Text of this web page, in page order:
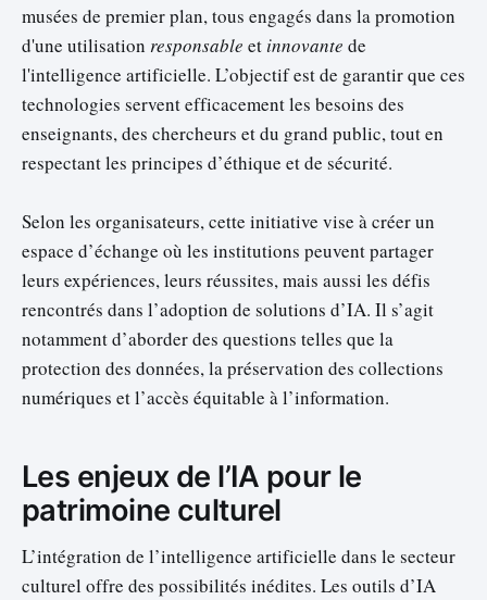
musées de premier plan, tous engagés dans la promotion
d'une utilisation responsable et innovante de
l'intelligence artificielle. L’objectif est de garantir que ces
technologies servent efficacement les besoins des
enseignants, des chercheurs et du grand public, tout en
respectant les principes d’éthique et de sécurité.
Selon les organisateurs, cette initiative vise à créer un
espace d’échange où les institutions peuvent partager
leurs expériences, leurs réussites, mais aussi les défis
rencontrés dans l’adoption de solutions d’IA. Il s’agit
notamment d’aborder des questions telles que la
protection des données, la préservation des collections
numériques et l’accès équitable à l’information.
Les enjeux de l’IA pour le
patrimoine culturel
L’intégration de l’intelligence artificielle dans le secteur
culturel offre des possibilités inédites. Les outils d’IA